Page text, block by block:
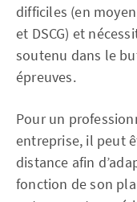
difficiles (en
et DSCG) et
soutenu dans le
épreuves.
Pour un
entreprise, il peut
distance afin
fonction de son